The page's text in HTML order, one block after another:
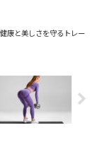
康と美しさを守るトレー